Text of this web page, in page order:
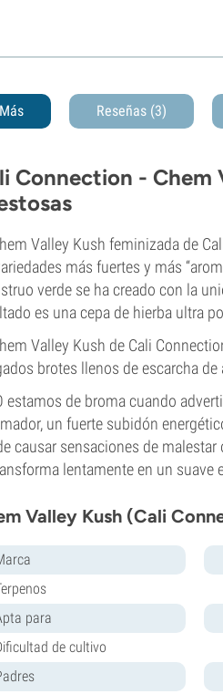
Más Reseñas (3)
Connection - Chem
Valley Kush feminizada de
más fuertes y más
verde se ha creado con la
es una cepa de hierba ultra
Valley Kush de Cali
brotes llenos de escarcha de
estamos de broma cuando
un fuerte subidón
causar sensaciones de
lentamente en un suave
Valley Kush (Cali
para
de cultivo